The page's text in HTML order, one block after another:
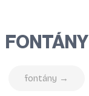
FONTÁNY
fontány →